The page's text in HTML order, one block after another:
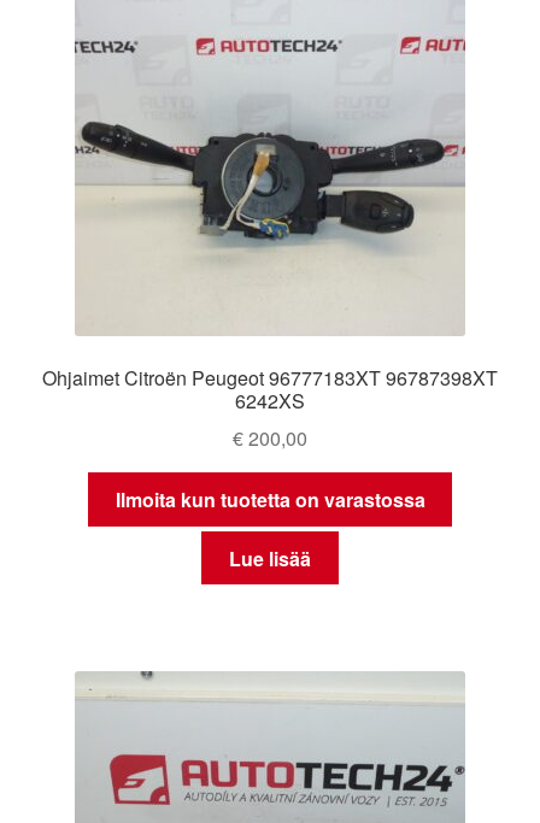
Ohjaimet Citroën Peugeot 96777183XT 96787398XT
6242XS
€200,00
Ilmoita kun tuotetta on varastossa
Lue lisää